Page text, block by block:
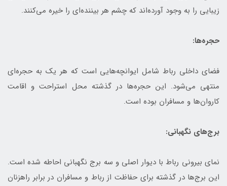
زیبایی را به وجود آورده‌اند که چشم هر بیننده‌ای را خیره می‌کنند.
حجره‌ها:
فضای داخلی رباط شامل ایوانچه‌هایی است که هر یک به حجره‌ای
منتهی می‌شود. این حجره‌ها در گذشته محل استراحت و اقامت
کاروان‌ها و مسافران بوده است.
برج‌های نگهبانی:
نمای بیرونی رباط با دیوار اصلی و سه برج نگهبانی احاطه شده است.
این برج‌ها در گذشته برای حفاظت از رباط و مسافران در برابر راهزنان